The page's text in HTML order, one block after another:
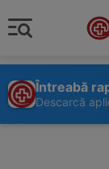
Întreabă
Descarcă